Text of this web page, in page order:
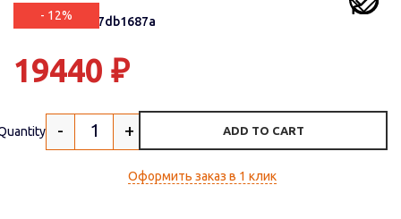
- 12%
Артикул: 8f0b7db1687a
19440 ₽
- + ADD TO CART
Оформить заказ в 1 клик